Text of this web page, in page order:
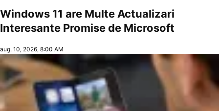
Windows 11 are Multe Actualizari
Interesante Promise de Microsoft
aug. 10, 2026, 8:00 AM